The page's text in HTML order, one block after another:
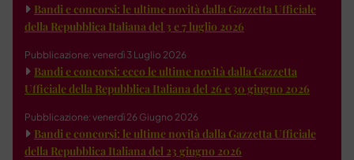
Bandi e concorsi: le ultime novità dalla Gazzetta Ufficiale
della Repubblica Italiana del 3 e 7 luglio 2026
Pubblicazione: venerdì 3 Luglio 2026
Bandi e concorsi: ecco le ultime novità dalla Gazzetta
Ufficiale della Repubblica Italiana del 26 e 30 giugno 2026
Pubblicazione: venerdì 26 Giugno 2026
Bandi e concorsi: le ultime novità dalla Gazzetta Ufficiale
della Repubblica Italiana del 23 giugno 2026